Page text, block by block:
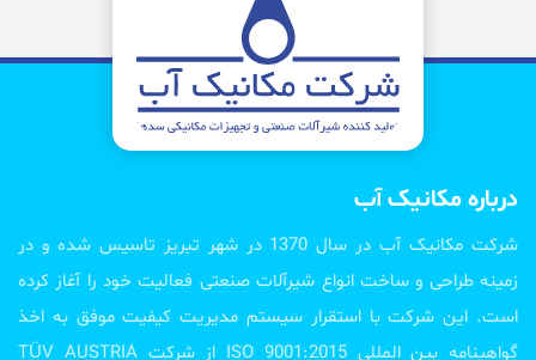
درباره مکانیک آب
شرکت مکانیک آب در سال 1370 در شهر تبریز تاسیس شده و در
زمینه طراحی و ساخت انواع شیرآلات صنعتی فعالیت خود را آغاز کرده
است. این شرکت با استقرار سیستم مدیریت کیفیت موفق به اخذ
گواهینامه بین المللی ISO 9001:2015 از شرکت TÜV AUSTRIA